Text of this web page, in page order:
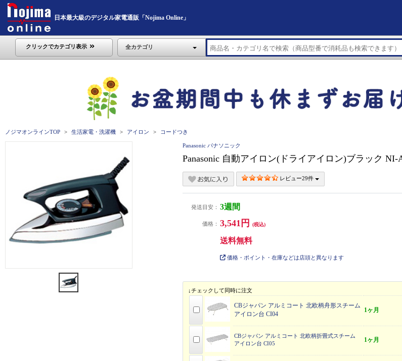
日本最大級のデジタル家電通販「Nojima Online」
クリックでカテゴリ表示 全カテゴリ
ノジマオンラインTOP 生活家電・洗濯機 アイロン コードつき
Panasonic パナソニック
Panasonic 自動アイロン(ドライアイロン)ブラック NI-
レビュー29件
発送目安： 3週間
価格： 3,541円 (税込)
送料無料
価格・ポイント・在庫などは店頭と異なります
↓チェックして同時に注文
CBジャパン アルミコート 北欧柄舟形スチーム
アイロン台 CI04
1ヶ月
CBジャパン アルミコート 北欧柄折畳式スチーム
アイロン台 CI05
1ヶ月